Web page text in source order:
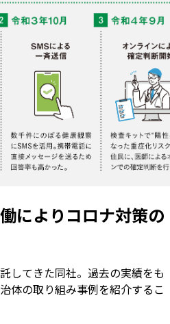
によりコロナ対策の
してきた同社。過去の実績をも
体の取り組み事例を紹介するこ